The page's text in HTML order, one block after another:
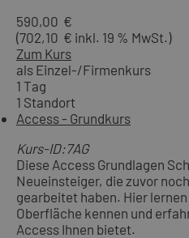
590,00 €
(702,10 € inkl. 19 % MwSt.)
Zum Kurs
als Einzel-/Firmenkurs
1 Tag
1 Standort
Access - Grundkurs
Kurs-ID:7AG
Diese Access Grundlagen
Neueinsteiger, die zuvor
gearbeitet haben. Hier
Oberfläche kennen und
Access Ihnen bietet.